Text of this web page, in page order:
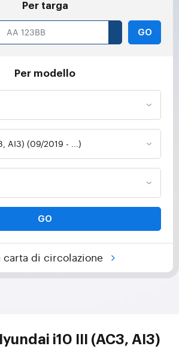
Per targa
GO
Per modello
GO
carta di circolazione
i10 III (AC3, AI3)